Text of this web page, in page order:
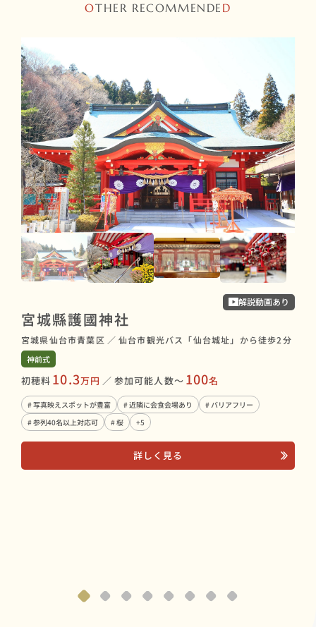
OTHER RECOMMENDE D
解説動画あり
宮城縣護國神社
宮城県仙台市青葉区 ／ 仙台市観光バス「仙台城址」から徒歩2分
神前式
初穂料 10.3万円 ／ 参加可能人数〜 100名
# 写真映えスポットが豊富 # 近隣に会食会場あり
# バリアフリー
# 参列40名以上対応可
# 桜 +5
詳しく見る